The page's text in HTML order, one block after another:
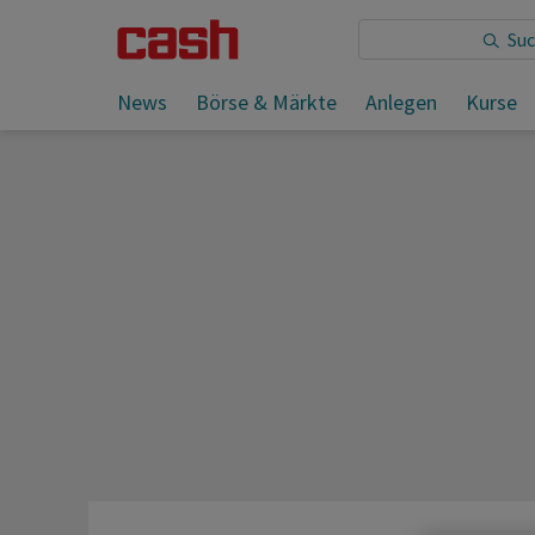
News Börse & Märkte Anlegen Kurse
Sie lesen: